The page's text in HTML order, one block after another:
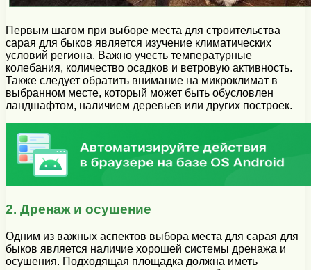
Первым шагом при выборе места для строительства
сарая для быков является изучение климатических
условий региона. Важно учесть температурные
колебания, количество осадков и ветровую активность.
Также следует обратить внимание на микроклимат в
выбранном месте, который может быть обусловлен
ландшафтом, наличием деревьев или других построек.
2. Дренаж и осушение
Одним из важных аспектов выбора места для сарая для
быков является наличие хорошей системы дренажа и
осушения. Подходящая площадка должна иметь